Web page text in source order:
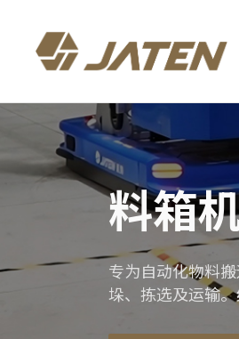
料箱
专为自动化物料
垛、拣选及运输